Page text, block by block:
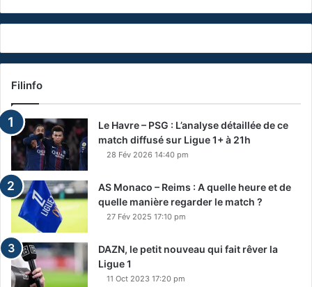
Filinfo
Le Havre – PSG : L’analyse détaillée de ce
match diffusé sur Ligue 1+ à 21h
28 Fév 2026 14:40 pm
AS Monaco – Reims : A quelle heure et de
quelle manière regarder le match ?
27 Fév 2025 17:10 pm
DAZN, le petit nouveau qui fait rêver la
Ligue 1
11 Oct 2023 17:20 pm